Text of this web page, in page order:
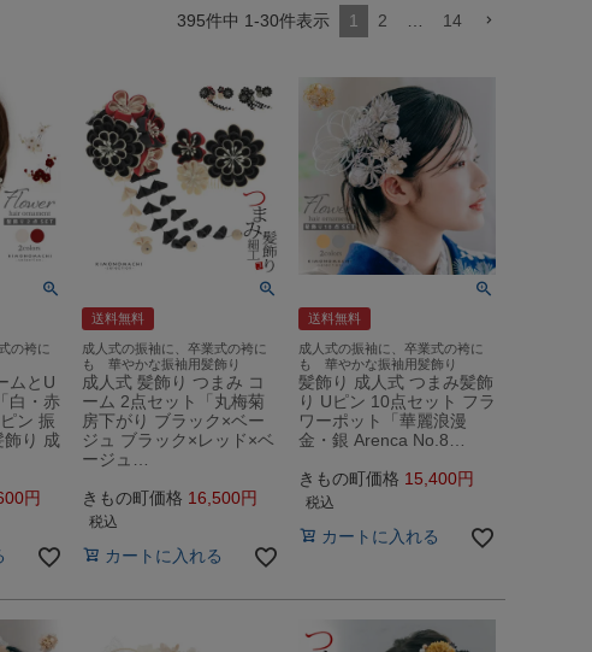
395件中 1-30件表示 1 2 14
の袴に
ムとU
白・赤
ン 振
り 成
送料無料
成人式の振袖に、卒業式の袴に
も 華やかな振袖用髪飾り
成人式 髪飾り つまみ コ
ーム 2点セット「丸梅菊
房下がり ブラック×ベー
ジュ ブラック×レッド×ベ
ージュ…
きもの町価格 16,500
税込
カートに入れる
送料無料
成人式の振袖に、卒業式の袴に
も 華やかな振袖用髪飾り
髪飾り 成人式 つまみ髪飾
り Uピン 10点セット フラ
ワーポット「華麗浪漫
金・銀 Arenca No.8…
きもの町価格 15,400
税込
カートに入れる